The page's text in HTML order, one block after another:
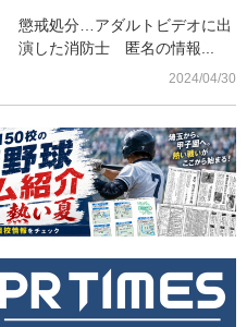
懲戒処分…アダルトビデオに出
演した消防士 匿名の情報...
2024/04/30